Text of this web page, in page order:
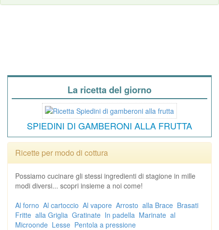
La ricetta del giorno
SPIEDINI DI GAMBERONI ALLA FRUTTA
Ricette per modo di cottura
Possiamo cucinare gli stessi ingredienti di stagione in mille
modi diversi... scopri insieme a noi come!
Al forno Al cartoccio Al vapore Arrosto alla Brace Brasati
Fritte alla Griglia Gratinate In padella Marinate al
Microonde Lesse Pentola a pressione